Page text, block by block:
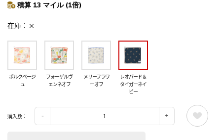
積算 13 マイル (1倍)
在庫 ×
ポルクベージ
ュ
フォーゲルヴ
ェンネオフ
メリーフラワ
ーオフ
レオパード＆
タイガーネイ
ビー
購入数：